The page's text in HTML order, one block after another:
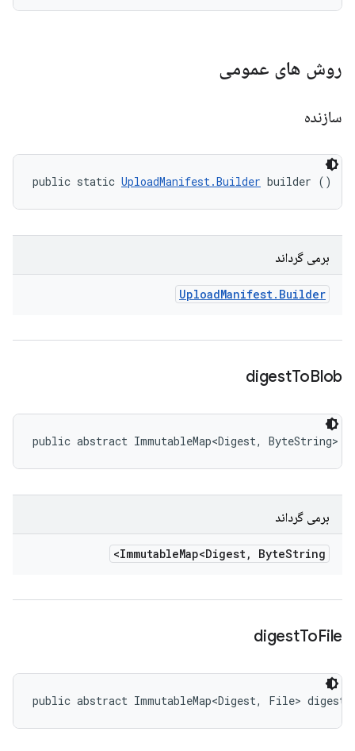
روش های عمومی
سازنده
public static UploadManifest.Builder builder ()
برمی گرداند
UploadManifest. Builder
digestToBlob
public abstract ImmutableMap<Digest, ByteString>
برمی گرداند
ImmutableMap<Digest, ByteString>
digestToFile
public abstract ImmutableMap<Digest, File>